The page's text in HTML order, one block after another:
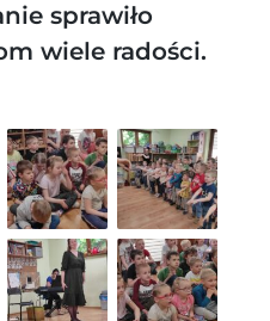
sprawiło
wiele radości.